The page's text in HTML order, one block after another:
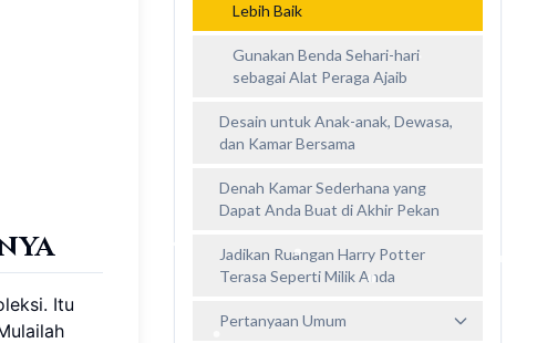
Itu
Lebih Baik
Gunakan Benda Sehari-hari
sebagai Alat Peraga Ajaib
Desain untuk Anak-anak, Dewasa,
dan Kamar Bersama
Denah Kamar Sederhana yang
Dapat Anda Buat di Akhir Pekan
Jadikan Ruangan Harry Potter
Terasa Seperti Milik Anda
Pertanyaan Umum